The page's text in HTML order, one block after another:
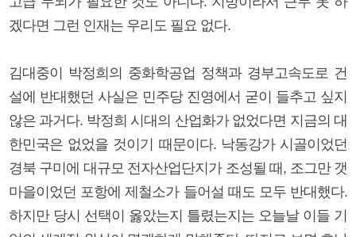
겠다면 그런 인재는 우리도 필요 없다.
김대중이 박정희의 중화학공업 정책과 경부고속도로 건
설에 반대했던 사실은 민주당 진영에서 굳이 들추고 싶지
않은 과거다. 박정희 시대의 산업화가 없었다면 지금의 대
한민국은 없었을 것이기 때문이다. 낙동강가 시골이었던
경북 구미에 대규모 전자산업단지가 조성될 때, 조그만 갯
마을이었던 포항에 제철소가 들어설 때도 모두 반대했다.
하지만 당시 선택이 옳았는지 틀렸는지는 오늘날 이들 기